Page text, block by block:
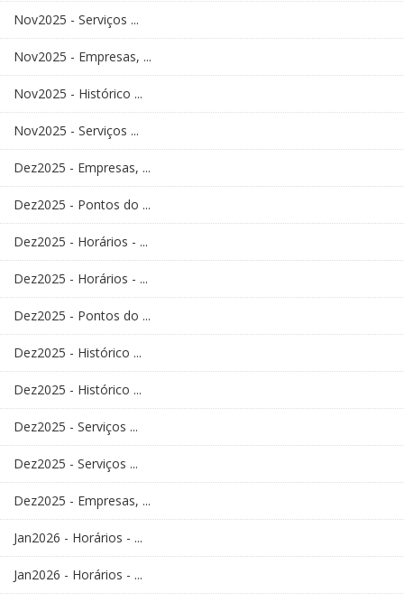
Nov2025 - Serviços ...
Nov2025 - Empresas, ...
Nov2025 - Histórico ...
Nov2025 - Serviços ...
Dez2025 - Empresas, ...
Dez2025 - Pontos do ...
Dez2025 - Horários - ...
Dez2025 - Horários - ...
Dez2025 - Pontos do ...
Dez2025 - Histórico ...
Dez2025 - Histórico ...
Dez2025 - Serviços ...
Dez2025 - Serviços ...
Dez2025 - Empresas, ...
Jan2026 - Horários - ...
Jan2026 - Horários - ...